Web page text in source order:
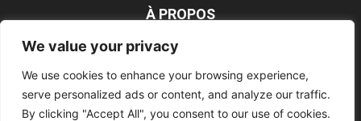
We value your privacy
We use cookies to enhance your browsing experience,
serve personalized ads or content, and analyze our traffic.
By clicking "Accept All", you consent to our use of cookies.
À PROPOS
SUIVEZ NOUS